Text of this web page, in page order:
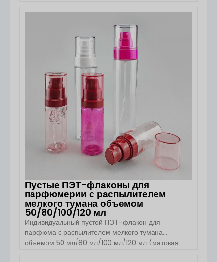
ухода за кожей лица с сверхтонким распылением от
Boyu Packaging предназначен для премиальных
средств по уходу за кожей, спреев для лица, спреев
для тела и косметических спреев. Этот лёгкий
флакон из ПЭТ/ПЭТГ, доступный в объёмах 30 мл,
50 мл, 80 мл, 100 мл, 120 мл, 150 мл и 200 мл,
отличается ультратонким […]
ПОСМОТРЕТЬ ДЕТАЛИ
Пустые ПЭТ-флаконы для
парфюмерии с распылителем
мелкого тумана объемом
50/80/100/120 мл
Индивидуальный пустой ПЭТ-флакон для
парфюма с распылителем мелкого тумана
объемом 50 мл/80 мл/100 мл/120 мл (матовая